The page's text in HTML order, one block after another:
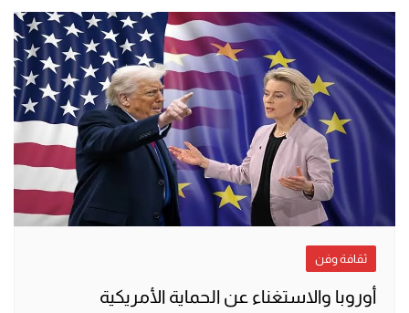
ثقافة وفن
أوروبا والاستغناء عن الحماية الأمريكية